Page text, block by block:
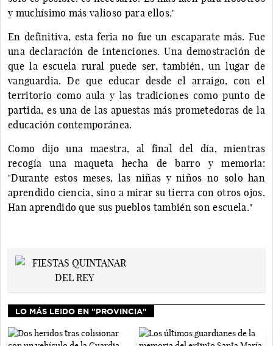
y muchísimo más valioso para ellos."
En definitiva, esta feria no fue un escaparate más. Fue
una declaración de intenciones. Una demostración de
que la escuela rural puede ser, también, un lugar de
vanguardia. De que educar desde el arraigo, con el
territorio como aula y las tradiciones como punto de
partida, es una de las apuestas más prometedoras de la
educación contemporánea.
Como dijo una maestra, al final del día, mientras
recogía una maqueta hecha de barro y memoria:
"Durante estos meses, las niñas y niños no solo han
aprendido ciencia, sino a mirar su tierra con otros ojos.
Han aprendido que sus pueblos también son escuela."
LO MÁS LEIDO EN "PROVINCIA"